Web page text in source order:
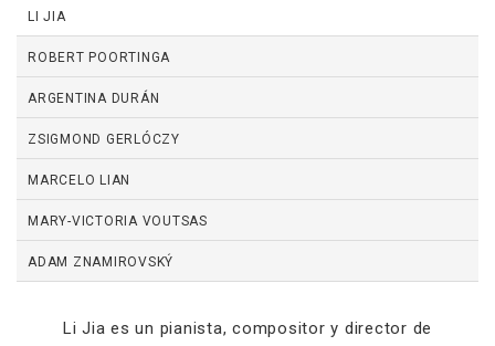
LI JIA
ROBERT POORTINGA
ARGENTINA DURÁN
ZSIGMOND GERLÓCZY
MARCELO LIAN
MARY-VICTORIA VOUTSAS
ADAM ZNAMIROVSKÝ
Li Jia es un pianista, compositor y director de